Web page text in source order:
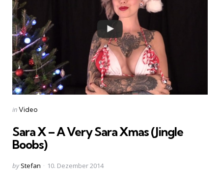
Categories
Posted
inVideo
Sara X – A Very Sara Xmas (Jingle
Boobs)
Posted
by Stefan 10. Dezember 2014